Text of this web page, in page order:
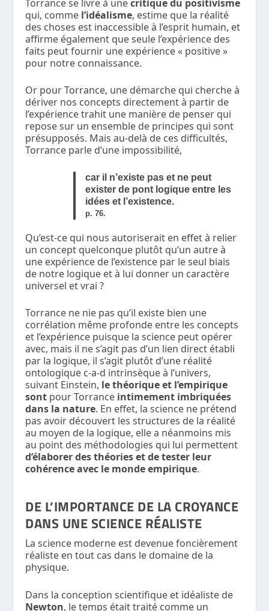
Torrance se livre à unecritique du positivisme
qui, comme l’idéalisme, estime que la réalité
des choses est inaccessible à l’esprit humain, et
affirme également que seule l’expérience des
faits peut fournir une expérience « positive »
pour notre connaissance.
Or pour Torrance, une démarche qui cherche à
dériver nos concepts directement à partir de
l’expérience trahit une manière de penser qui
repose sur un ensemble de principes qui sont
présupposés. Mais au-delà de ces difficultés,
Torrance parle d’une impossibilité,
car il n’existe pas et ne peut
exister de pont logique entre les
idées et l’existence.
p. 76.
Qu’est-ce qui nous autoriserait en effet à relier
un concept quelconque plutôt qu’un autre à
une expérience de l’existence par le seul biais
de notre logique et à lui donner un caractère
universel et vrai ?
Torrance ne nie pas qu’il existe bien une
corrélation même profonde entre les concepts
et l’expérience puisque la science peut opérer
avec, mais il ne s’agit pas d’un lien direct établi
par la logique, il s’agit plutôt d’une réalité
ontologique c-a-d intrinsèque à l’univers,
suivant Einstein, le théorique et l’empirique
sont pour Torrance intimement imbriquées
dans la nature. En effet, la science ne prétend
pas avoir découvert les structures de la réalité
au moyen de la logique, elle a néanmoins mis
au point des méthodologies qui lui permettent
d’élaborer des théories et de tester leur
cohérence avec le monde empirique.
DE L’IMPORTANCE DE LA CROYANCE
DANS UNE SCIENCE RÉALISTE
La science moderne est devenue foncièrement
réaliste en tout cas dans le domaine de la
physique.
Dans la conception scientifique et idéaliste de
Newton, le temps était traité comme un